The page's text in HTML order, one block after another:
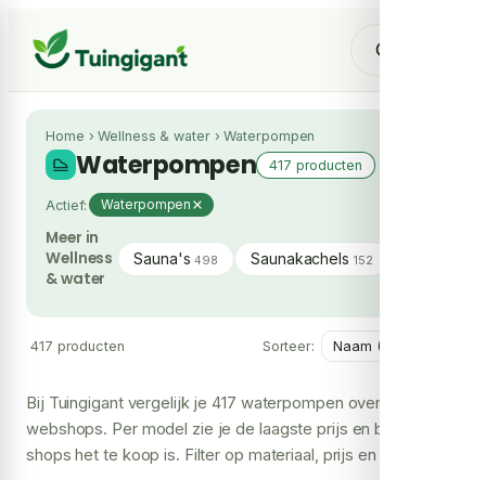
Home ›Wellness & water›Waterpompen
Waterpompen 417 producten
Actief: Waterpompen
Meer in
Wellness
& water
Sauna's498 Saunakachels 152
417 producten Sorteer:
Bij Tuingigant vergelijk je 417 waterpompen over meerdere
webshops. Per model zie je de laagste prijs en bij hoeveel
shops het te koop is. Filter op materiaal, prijs en merk om